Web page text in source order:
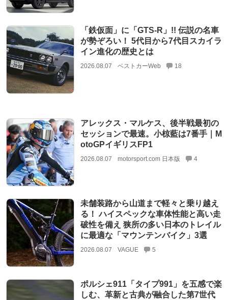
「鉄仮面」に「GTS-R」!! 伝説の名車
が勢ぞろい！ 5代目から7代目スカイラ
イン進化の歴史とは
2026.08.07 ベストカーWeb 18
アレックス・マルケス、後半戦最初の
セッションで最速。小椋藍は7番手｜M
otoGPイギリスFP1
2026.08.07 motorsport.com 日本版 4
未舗装路から山道まで軽々と乗り越え
る！ ハイスペックな車体性能と高い走
破性を備え 狭所の多い日本のトレイル
に最適な「マウンテンバイク」3選
2026.08.07 VAGUE 5
ポルシェ911「タイプ991」を五感で楽
しむ、革新と古典が融合した第7世代